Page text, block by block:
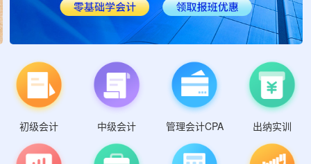
初级会计 中级会计 管理会计CPA 出纳实训